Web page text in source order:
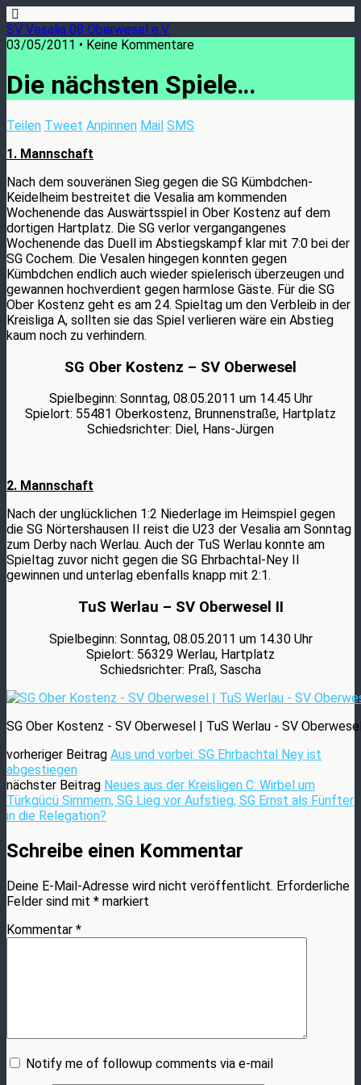
SV Vesalia 08 Oberwesel e.V.
03/05/2011 • Keine Kommentare
Die nächsten Spiele…
Teilen Tweet Anpinnen Mail SMS
1. Mannschaft
Nach dem souveränen Sieg gegen die SG Kümbdchen-
Keidelheim bestreitet die Vesalia am kommenden
Wochenende das Auswärtsspiel in Ober Kostenz auf dem
dortigen Hartplatz. Die SG verlor vergangangenes
Wochenende das Duell im Abstiegskampf klar mit 7:0 bei der
SG Cochem. Die Vesalen hingegen konnten gegen
Kümbdchen endlich auch wieder spielerisch überzeugen und
gewannen hochverdient gegen harmlose Gäste. Für die SG
Ober Kostenz geht es am 24. Spieltag um den Verbleib in der
Kreisliga A, sollten sie das Spiel verlieren wäre ein Abstieg
kaum noch zu verhindern.
SG Ober Kostenz – SV Oberwesel
Spielbeginn: Sonntag, 08.05.2011 um 14.45 Uhr
Spielort: 55481 Oberkostenz, Brunnenstraße, Hartplatz
Schiedsrichter: Diel, Hans-Jürgen
2. Mannschaft
Nach der unglücklichen 1:2 Niederlage im Heimspiel gegen
die SG Nörtershausen II reist die U23 der Vesalia am Sonntag
zum Derby nach Werlau. Auch der TuS Werlau konnte am
Spieltag zuvor nicht gegen die SG Ehrbachtal-Ney II
gewinnen und unterlag ebenfalls knapp mit 2:1.
TuS Werlau – SV Oberwesel II
Spielbeginn: Sonntag, 08.05.2011 um 14.30 Uhr
Spielort: 56329 Werlau, Hartplatz
Schiedsrichter: Praß, Sascha
SG Ober Kostenz - SV Oberwesel | TuS Werlau - SV
vorheriger Beitrag Aus und vorbei: SG Ehrbachtal Ney ist
abgestiegen
nächster Beitrag Neues aus der Kreisligen C: Wirbel um
Türkgücü Simmern, SG Lieg vor Aufstieg, SG Ernst als Fünfter
in die Relegation?
Schreibe einen Kommentar
Deine E-Mail-Adresse wird nicht veröffentlicht. Erforderliche
Felder sind mit * markiert
Kommentar *
Notify me of followup comments via e-mail